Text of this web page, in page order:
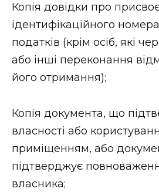
Копія довідки про
ідентифікаційного
податків (крім осіб, які
або інші переконання
його отримання);
Копія документа, що
власності або
приміщенням, або
підтверджує
власника;